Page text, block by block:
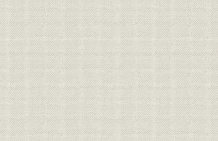
(4) 統計の整備改善
第3節 「わが国産業の創造的展開と基盤整備」
1. 主要産業の将来像
2. 国鉄民営化と情報通信の自由化
(1) 国鉄民営化の実現
(2) 情報通信の自由化
3. 独占禁止法をめぐる諸問題